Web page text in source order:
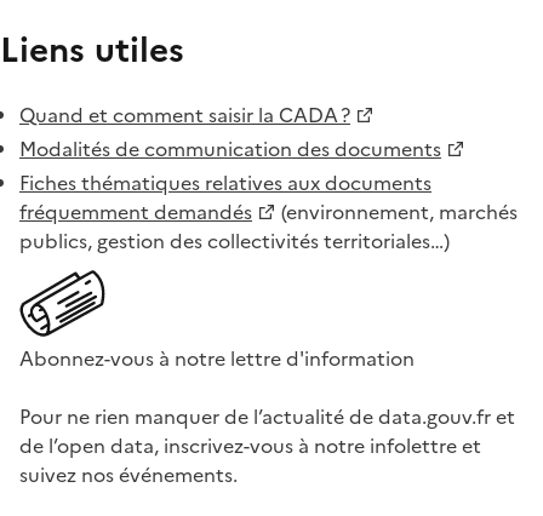
Liens utiles
Quand et comment saisir la CADA ?
Modalités de communication des documents
Fiches thématiques relatives aux documents
fréquemment demandés
(environnement, marchés
publics, gestion des collectivités territoriales…)
Abonnez-vous à notre lettre d'information
Pour ne rien manquer de l’actualité de data.gouv.fr et
de l’open data, inscrivez-vous à notre infolettre et
suivez nos événements.